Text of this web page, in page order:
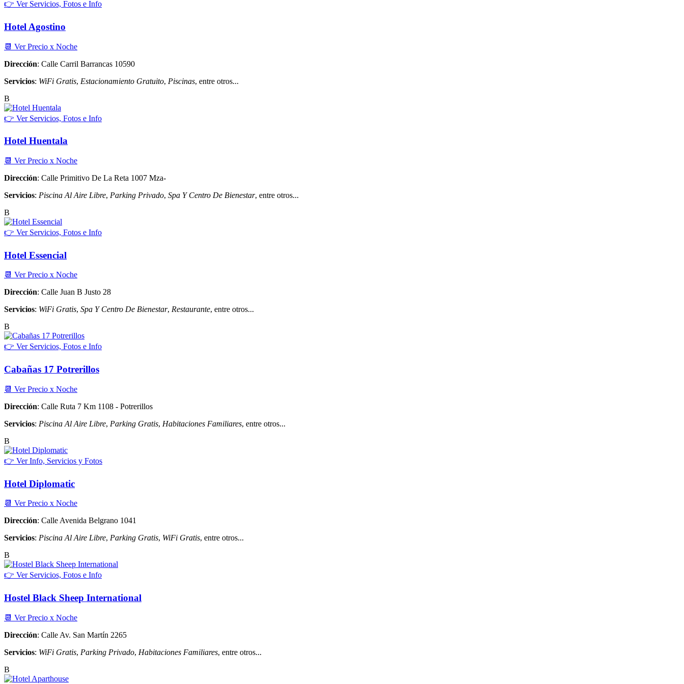
👉 Ver Servicios, Fotos e Info
Hotel Agostino
📆 Ver Precio x Noche
Dirección: Calle Carril Barrancas 10590
Servicios: WiFi Gratis, Estacionamiento Gratuito, Piscinas, entre otros...
B
👉 Ver Servicios, Fotos e Info
Hotel Huentala
📆 Ver Precio x Noche
Dirección: Calle Primitivo De La Reta 1007 Mza-
Servicios: Piscina Al Aire Libre, Parking Privado, Spa Y Centro De Bienestar, entre otros...
B
👉 Ver Servicios, Fotos e Info
Hotel Essencial
📆 Ver Precio x Noche
Dirección: Calle Juan B Justo 28
Servicios: WiFi Gratis, Spa Y Centro De Bienestar, Restaurante, entre otros...
B
👉 Ver Servicios, Fotos e Info
Cabañas 17 Potrerillos
📆 Ver Precio x Noche
Dirección: Calle Ruta 7 Km 1108 - Potrerillos
Servicios: Piscina Al Aire Libre, Parking Gratis, Habitaciones Familiares, entre otros...
B
👉 Ver Info, Servicios y Fotos
Hotel Diplomatic
📆 Ver Precio x Noche
Dirección: Calle Avenida Belgrano 1041
Servicios: Piscina Al Aire Libre, Parking Gratis, WiFi Gratis, entre otros...
B
👉 Ver Servicios, Fotos e Info
Hostel Black Sheep International
📆 Ver Precio x Noche
Dirección: Calle Av. San Martín 2265
Servicios: WiFi Gratis, Parking Privado, Habitaciones Familiares, entre otros...
B